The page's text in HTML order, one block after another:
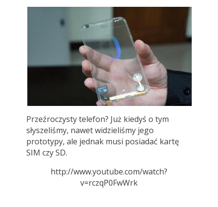
Przeźroczysty telefon? Już kiedyś o tym
słyszeliśmy, nawet widzieliśmy jego
prototypy, ale jednak musi posiadać kartę
SIM czy SD.
http://www.youtube.com/watch?
v=rczqP0FwWrk